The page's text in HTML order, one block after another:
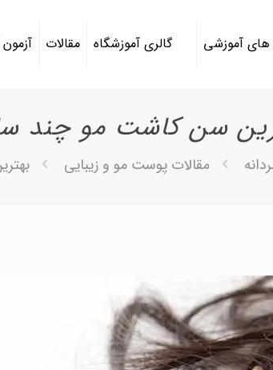
های آموزشی گالری آموزشگاه مقالات
سن کاشت مو چند
مقالات پوست مو و زیبایی